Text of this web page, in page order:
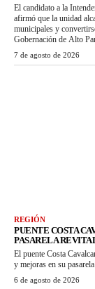
El candidato a la
afirmó que la unidad
municipales y
Gobernación de Alto
7 de agosto de 2026
REGIÓN
PUENTE COSTA
PASARELA
El puente Costa
y mejoras en su
6 de agosto de 2026